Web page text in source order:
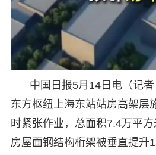
中国日报5月14日电（记
东方枢纽上海东站站房高架层
时紧张作业，总面积7.4万平
房屋面钢结构桁架被垂直提升